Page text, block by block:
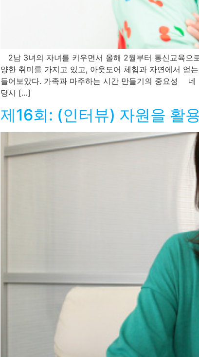
2남 3녀의 자녀를 키우면서 올해 2월부터 통신교육으
양한 취미를 가지고 있고, 아웃도어 체험과 자연에서 얻
들어보았다. 가족과 마주하는 시간 만들기의 중요성 네
당시 […]
제16회: (인터뷰) 자원을 활